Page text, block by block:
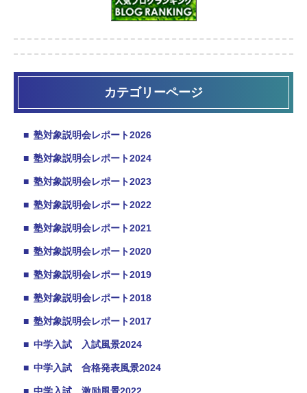
カテゴリーページ
■ 塾対象説明会レポート2026
■ 塾対象説明会レポート2024
■ 塾対象説明会レポート2023
■ 塾対象説明会レポート2022
■ 塾対象説明会レポート2021
■ 塾対象説明会レポート2020
■ 塾対象説明会レポート2019
■ 塾対象説明会レポート2018
■ 塾対象説明会レポート2017
■ 中学入試 入試風景2024
■ 中学入試 合格発表風景2024